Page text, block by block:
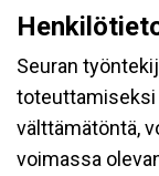
Seuran
toteuttamiseksi
välttämätöntä,
voimassa